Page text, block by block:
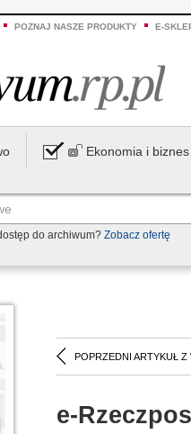
POZNAJ NASZE PRODUKTY E-
Ekonomia i biznes
do archiwum? Zobacz ofertę
POPRZEDNI ARTYKUŁ Z
e-